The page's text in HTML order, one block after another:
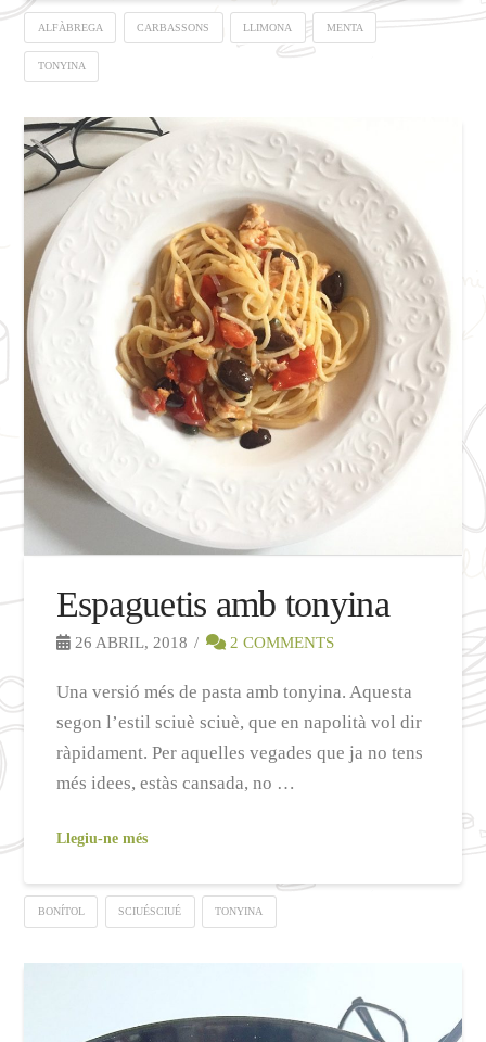
ALFÀBREGA CARBASSONS LLIMONA MENTA
TONYINA
Espaguetis amb tonyina
26 ABRIL, 2018 2 COMMENTS
Una versió més de pasta amb tonyina. Aquesta
segon l’estil sciuè sciuè, que en napolità vol dir
ràpidament. Per aquelles vegades que ja no tens
més idees, estàs cansada, no …
Llegiu-ne més
BONÍTOL SCIUÉSCIUÉ TONYINA